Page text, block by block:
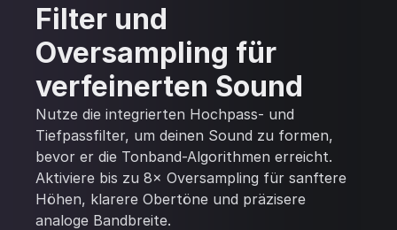
Filter und
Oversampling für
verfeinerten Sound
Nutze die integrierten Hochpass- und
Tiefpassfilter, um deinen Sound zu formen,
bevor er die Tonband-Algorithmen erreicht.
Aktiviere bis zu 8× Oversampling für sanftere
Höhen, klarere Obertöne und präzisere
analoge Bandbreite.